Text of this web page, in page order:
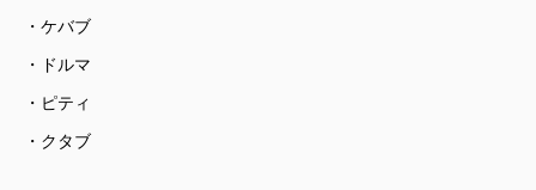
・ケバブ
・ドルマ
・ピティ
・クタブ